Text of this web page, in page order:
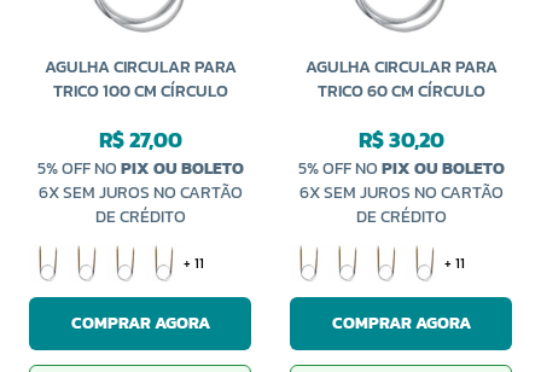
AGULHA CIRCULAR PARA
TRICO 100 CM CÍRCULO
R$ 27,00
5% OFF NOPIX OU BOLETO
6X SEM JUROS NO CARTÃO
DE CRÉDITO
+ 11
COMPRAR AGORA
AGULHA CIRCULAR PARA
TRICO 60 CM CÍRCULO
R$ 30,20
5% OFF NOPIX OU BOLETO
6X SEM JUROS NO CARTÃO
DE CRÉDITO
+ 11
COMPRAR AGORA